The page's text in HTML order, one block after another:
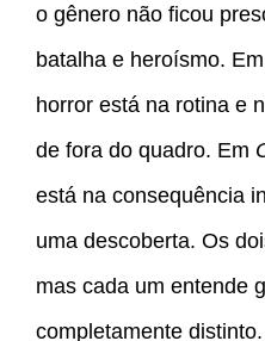
o gênero não ficou
batalha e heroísmo. Em
horror está na rotina e
de fora do quadro. Em
está na consequência
uma descoberta. Os
mas cada um entende
completamente distinto.